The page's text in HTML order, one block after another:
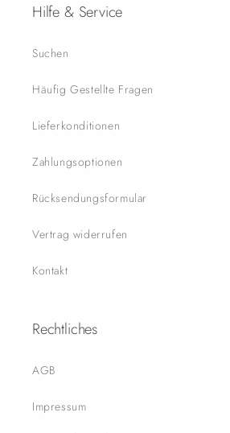
Hilfe & Service
Suchen
Häufig Gestellte Fragen
Lieferkonditionen
Zahlungsoptionen
Rücksendungsformular
Vertrag widerrufen
Kontakt
Rechtliches
AGB
Impressum